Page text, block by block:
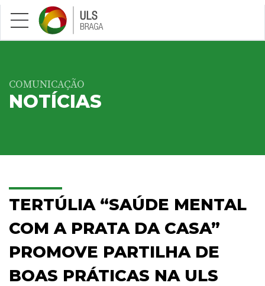
Saltar para conteúdo principal
COMUNICAÇÃO
NOTÍCIAS
TERTÚLIA “SAÚDE MENTAL
COM A PRATA DA CASA”
PROMOVE PARTILHA DE
BOAS PRÁTICAS NA ULS